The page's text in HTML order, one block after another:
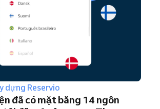
dựng Reservio
đã có mặt bằng 14 ngôn